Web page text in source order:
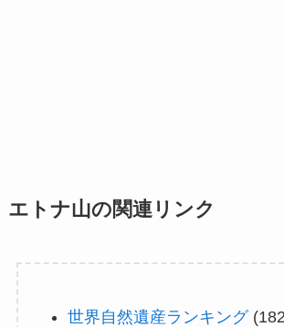
エトナ山の関連リンク
世界自然遺産ランキング